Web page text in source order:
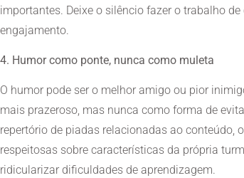
importantes. Deixe o silêncio fazer o trabalho
engajamento.
4. Humor como ponte, nunca como muleta
O humor pode ser o melhor amigo ou pior
mais prazeroso, mas nunca como forma de
repertório de piadas relacionadas ao conteúdo,
respeitosas sobre características da própria
ridicularizar dificuldades de aprendizagem.